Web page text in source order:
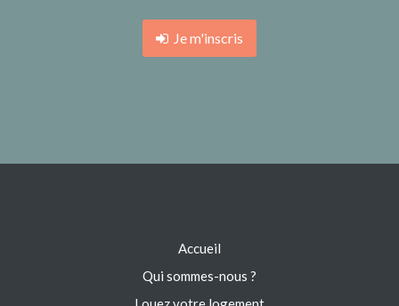
Je m'inscris
Accueil
Qui sommes-nous ?